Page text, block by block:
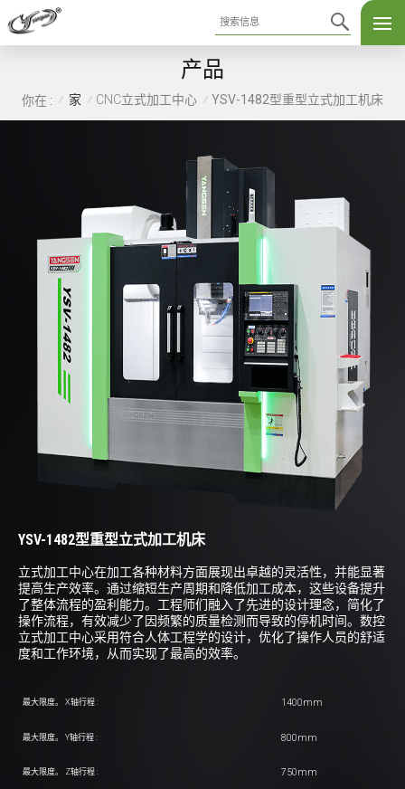
产品
你在 : / 家 / CNC立式加工中心 / YSV-1482型重型立式加工机床
YSV-1482型重型立式加工机床
立式加工中心在加工各种材料方面展现出卓越的灵活性，并能显著
提高生产效率。通过缩短生产周期和降低加工成本，这些设备提升
了整体流程的盈利能力。工程师们融入了先进的设计理念，简化了
操作流程，有效减少了因频繁的质量检测而导致的停机时间。数控
立式加工中心采用符合人体工程学的设计，优化了操作人员的舒适
度和工作环境，从而实现了最高的效率。
最大限度。 X轴行程 : 1400mm
最大限度。 Y轴行程 : 800mm
最大限度。 Z轴行程 : 750mm